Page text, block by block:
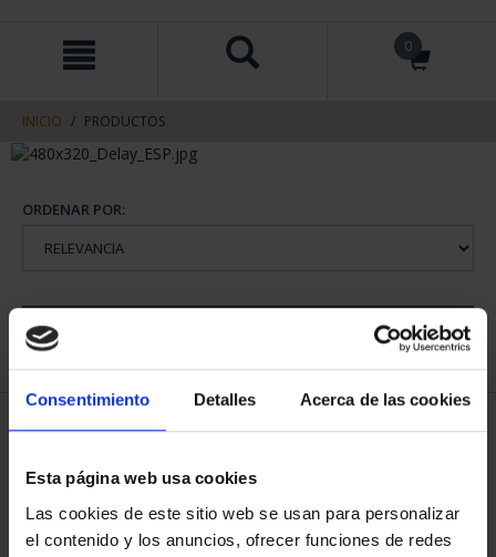
Consentimiento Detalles Acerca de las cookies
Esta página web usa cookies
Las cookies de este sitio web se usan para personalizar
el contenido y los anuncios, ofrecer funciones de redes
contenido
navegacin
0
INICIO PRODUCTOS
ORDENAR POR:
1 Productos encontrados